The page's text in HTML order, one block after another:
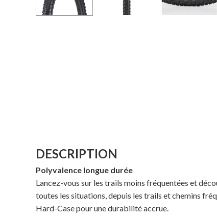
DESCRIPTION
Polyvalence longue durée
Lancez-vous sur les trails moins fréquentées et
toutes les situations, depuis les trails et chemins
Hard-Case pour une durabilité accrue.